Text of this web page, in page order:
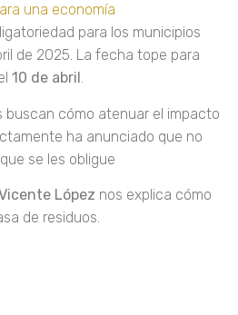
una economía
para los municipios
de 2025. La fecha tope para
10 de abril .
cómo atenuar el impacto
ha anunciado que no
se les obligue
López nos explica cómo
de residuos.